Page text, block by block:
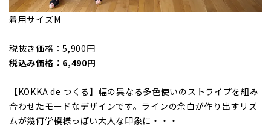
着用サイズM
税抜き価格：5,900円
税込み価格：6,490円
【KOKKA de つくる】幅の異なる多色使いのストライプを組み
合わせたモードなデザインです。ラインの余白が作り出すリズ
ムが幾何学模様っぽい大人な印象に・・・